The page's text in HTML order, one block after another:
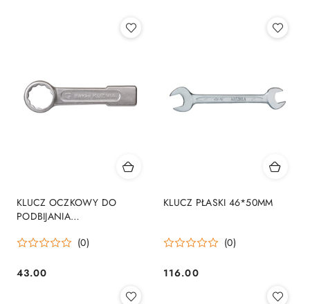
KLUCZ OCZKOWY DO
PODBIJANIA
(0)
Cena:
43.00
KLUCZ PŁASKI 46*50MM
(0)
Cena:
116.00